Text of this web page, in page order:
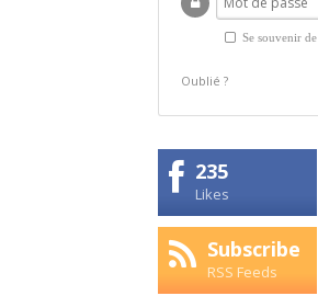
Se souvenir
Oublié ?
235
Likes
Subscribe
RSS Feeds